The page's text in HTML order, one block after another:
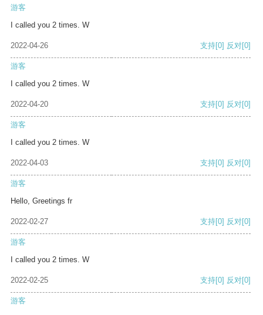
游客
I called you 2 times. W
2022-04-26 支持[0] 反对[0]
游客
I called you 2 times. W
2022-04-20 支持[0] 反对[0]
游客
I called you 2 times. W
2022-04-03 支持[0] 反对[0]
游客
Hello, Greetings fr
2022-02-27 支持[0] 反对[0]
游客
I called you 2 times. W
2022-02-25 支持[0] 反对[0]
游客